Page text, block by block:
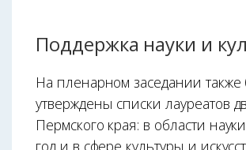
Поддержка науки и
На пленарном заседании
утверждены списки лауреатов
Пермского края: в области